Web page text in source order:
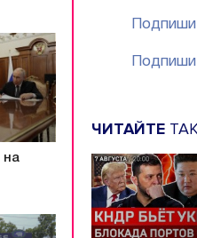
на
ЧИТАЙТЕ